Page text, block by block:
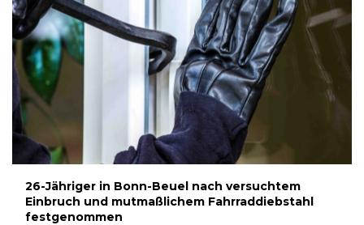
26-Jähriger in Bonn-Beuel nach versuchtem
Einbruch und mutmaßlichem Fahrraddiebstahl
festgenommen